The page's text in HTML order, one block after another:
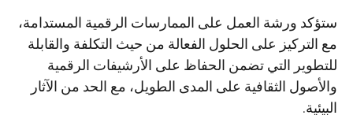
ستؤكد ورشة العمل على الممارسات الرقمية المستدامة،
مع التركيز على الحلول الفعالة من حيث التكلفة والقابلة
للتطوير التي تضمن الحفاظ على الأرشيفات الرقمية
والأصول الثقافية على المدى الطويل، مع الحد من الآثار
البيئية.